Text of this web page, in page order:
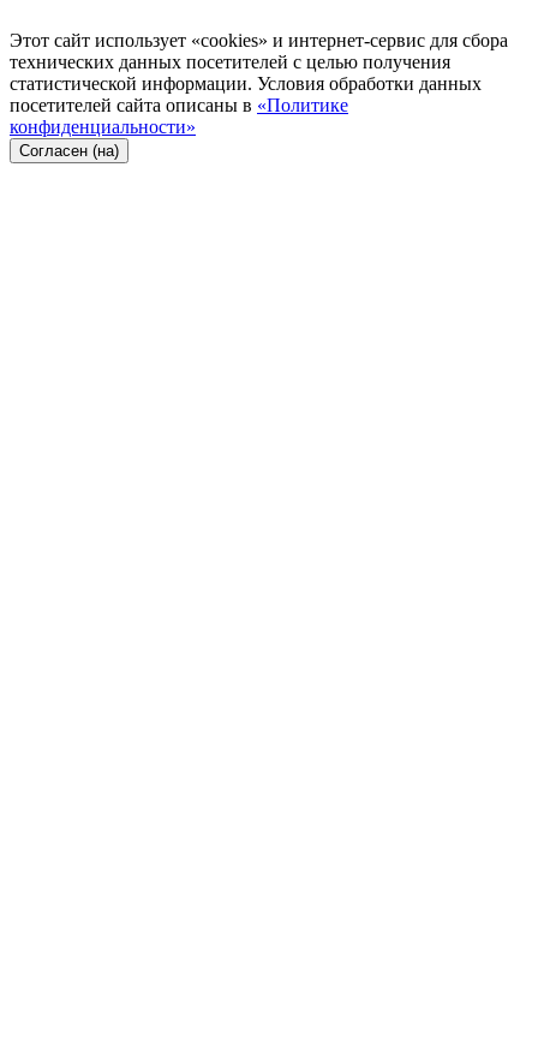
Этот сайт использует «cookies» и интернет-сервис для сбора
технических данных посетителей с целью получения
статистической информации. Условия обработки данных
посетителей сайта описаны в «Политике
конфиденциальности»
Согласен (на)